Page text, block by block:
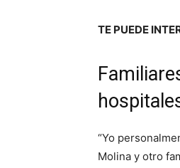
TE PUEDE
“Yo
Molina y otro